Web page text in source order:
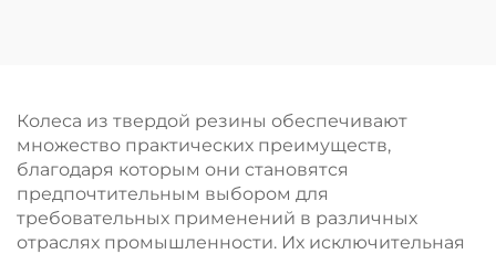
Колеса из твердой резины обеспечивают
множество практических преимуществ,
благодаря которым они становятся
предпочтительным выбором для
требовательных применений в различных
отраслях промышленности. Их исключительная